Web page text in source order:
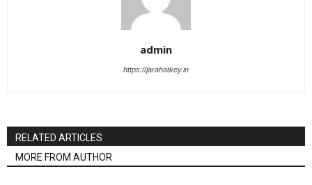
admin
https://jarahatkey.in
RELATED ARTICLES
MORE FROM AUTHOR